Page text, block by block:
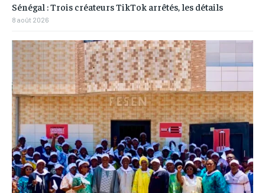
Sénégal : Trois créateurs TikTok arrêtés, les détails
8 août 2026